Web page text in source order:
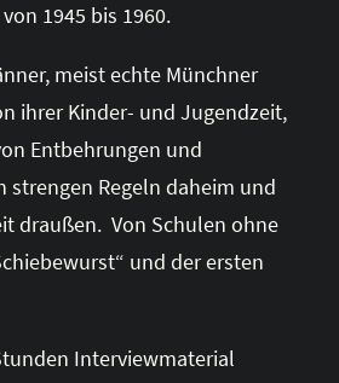
1945 bis 1960.
meist echte Münchner
ihrer Kinder- und Jugendzeit,
Entbehrungen und
strengen Regeln daheim und
draußen. Von Schulen ohne
und der ersten
Interviewmaterial